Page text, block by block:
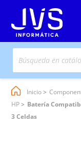
Inicio
HP
Batería
3 Celdas